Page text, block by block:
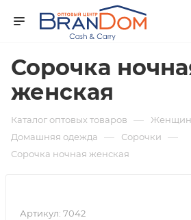
Сорочка
женская
Каталог оптовых товаров —
Домашняя одежда — Сорочки —
Сорочка ночная женская
Артикул: 7042